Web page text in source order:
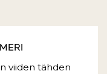
viiden tähden